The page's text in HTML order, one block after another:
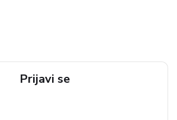
Prijavi se